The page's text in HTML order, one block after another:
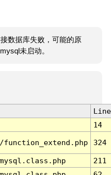
数据库失败，可能的原
未启动。
Line
14
324
211